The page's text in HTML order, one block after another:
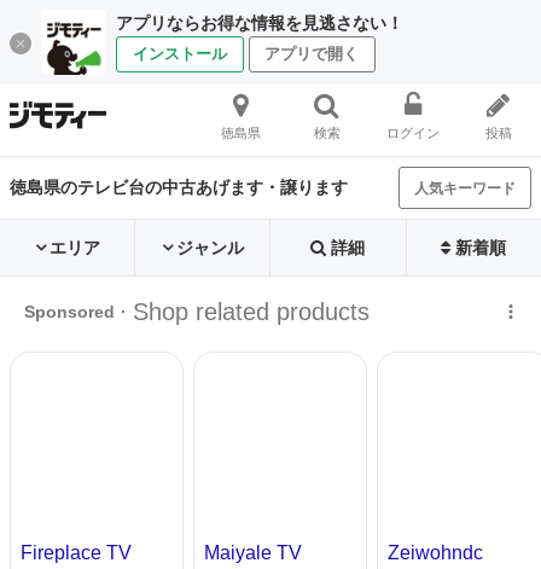
アプリならお得な情報を見逃さない！
インストール アプリで開く
徳島県 検索 ログイン 投稿
徳島県のテレビ台の中古あげます・譲ります 人気キーワード
エリア ジャンル 詳細 新着順